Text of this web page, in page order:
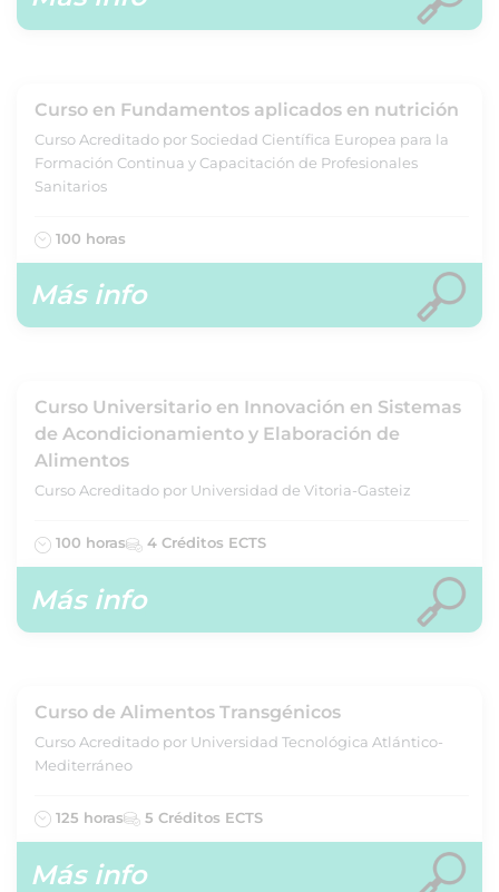
Curso en Fundamentos aplicados en nutrición
Curso Acreditado por Sociedad Científica Europea para la
Formación Continua y Capacitación de Profesionales
Sanitarios
100 horas
Más info
Curso Universitario en Innovación en Sistemas
de Acondicionamiento y Elaboración de
Alimentos
Curso Acreditado por Universidad de Vitoria-Gasteiz
100 horas 4 Créditos ECTS
Más info
Curso de Alimentos Transgénicos
Curso Acreditado por Universidad Tecnológica Atlántico-
Mediterráneo
125 horas 5 Créditos ECTS
Más info